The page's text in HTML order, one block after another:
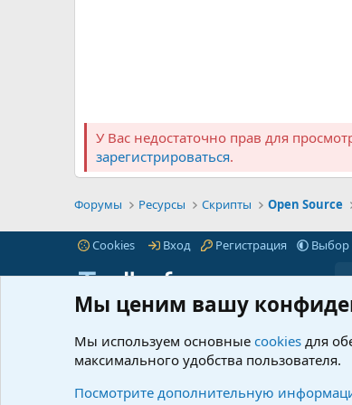
У Вас недостаточно прав для
зарегистрироваться.
Форумы Ресурсы Скрипты Open Source
Cookies Вход Регистрация Выбор
iTnull.info - это популярный форум для веб-
мастеров любого уровня. Читать далее...
© 2021-2026 iTnull.info |XenForo® © 2026 XenForo Ltd.
Мы ценим вашу
Мы используем основные cookies для
максимального удобства пользователя.
Посмотрите дополнительную